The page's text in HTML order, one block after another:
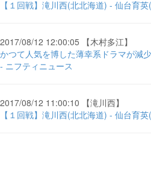
【１回戦】滝川西(北北海道) - 仙台育
2017/08/12 12:00:05 【木村多江】
かつて人気を博した薄幸系ドラマが減
- ニフティニュース
2017/08/12 11:00:10 【滝川西】
【１回戦】滝川西(北北海道) - 仙台育